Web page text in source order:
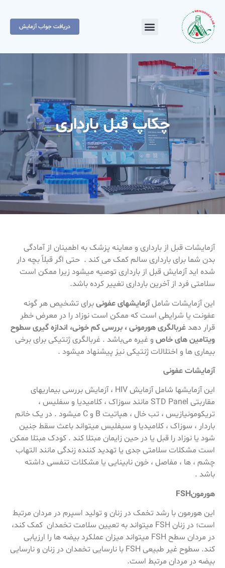
دریافت جواب آزمایش
چکاپ قبل بارداری
آزمایشات قبل از بارداری و معاینه پزشک به اطمینان از آمادگی
بدن شما برای بارداری سالم کمک می کند . حتی اگر قبلاً بچه دار
شده اید آزمایش قبل از بارداری توصیه میشود زیرا ممکن است
سلامتی فرد از آخرین بارداری تغییر کرده باشد.
این آزمایشات شاملآزمایشهای عفونیبرای تشخیص هر گونه
عفونت یا شرایطی است که ممکن است نوزاد را در معرض خطر
قرار دهدغربالگری هورمونی ، بررسی کم خونی، اندازه گیری سطوح
ویتامین های خاص و غیره می‌باشد . غربالگری ژنتیکی برای برخی
بیماری ها و اختلالات ژنتیکی نیز پیشنهاد میشود .
آزمایشات عفونی
این آزمایشها شامل آزمایش HIV ، آزمایش بررسی بیماریهای
مقاربتی STD Panel مانند سوزاک ، کلامیدیا و سفلیس ،
تریکومونیازیس ، تب خال ، هپاتیت B و C میشود . در یک خانم
باردار ، سوزاک ، کلامیدیا و سیفلیس میتواند باعث سقط جنین
شود یا نوزاد را قبل یا در حین زایمان مبتلا کند . کودک مبتلا ممکن
است مشکلات سلامتی جدی یا تهدید کننده زندگی مانند التهاب
چشم ، ها ، مفاصل ، خون نابینایی یا مشکلات تنفسی داشته
باشد .
هورمونFSH
این هورمون با رشد تخمک در زنان و تولید اسپرم در مردان مرتبط
است؛ در زنان FSH میتواند به تعیین سلامت تخمدان کمک کند،
در مردان سطح FSH میتواند میزان عملکرد بیضه ها را ارزیابی
کند. سطوح غیر طبیعی FSH با نارسایی تخمدان در زنان و نارسایی
بیضه در مردان مرتبط است.